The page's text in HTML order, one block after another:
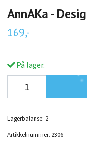
AnnAKa -
169,-
På lager.
Lagerbalanse: 2
Artikkelnummer: 2306